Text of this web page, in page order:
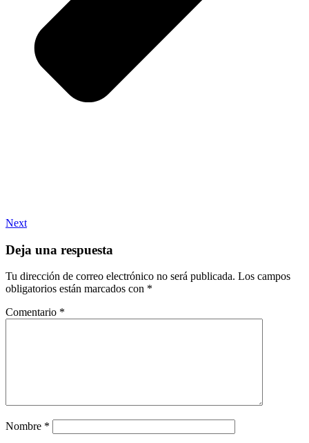
Next
Deja una respuesta
Tu dirección de correo electrónico no será publicada. Los campos
obligatorios están marcados con *
Comentario *
Nombre *